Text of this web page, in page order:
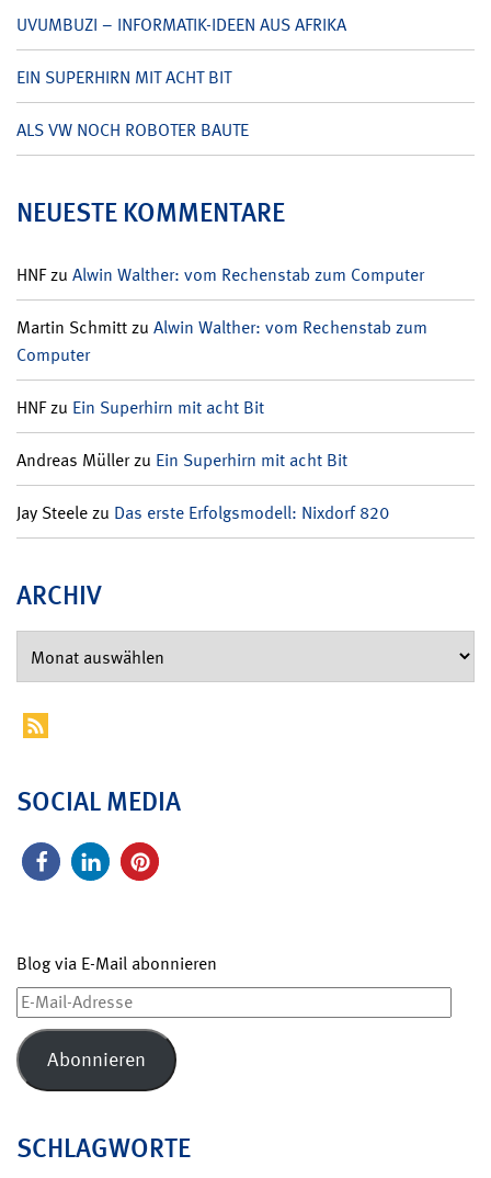
UVUMBUZI – INFORMATIK-IDEEN AUS AFRIKA
EIN SUPERHIRN MIT ACHT BIT
ALS VW NOCH ROBOTER BAUTE
NEUESTE KOMMENTARE
HNFzu Alwin Walther: vom Rechenstab zum Computer
Martin Schmittzu Alwin Walther: vom Rechenstab zum
Computer
HNFzu Ein Superhirn mit acht Bit
Andreas Müllerzu Ein Superhirn mit acht Bit
Jay Steelezu Das erste Erfolgsmodell: Nixdorf 820
ARCHIV
SOCIAL MEDIA
Blog via E-Mail abonnieren
E-
Mail-
Adresse
Abonnieren
SCHLAGWORTE